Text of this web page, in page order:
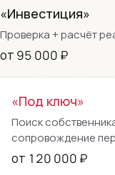
«Инвестиция»
Проверка + расчёт
от 95 000 ₽
«Под ключ»
Поиск
сопровождение
от 120 000 ₽